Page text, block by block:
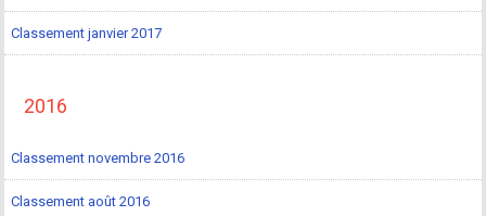
Classement janvier 2017
2016
Classement novembre 2016
Classement août 2016